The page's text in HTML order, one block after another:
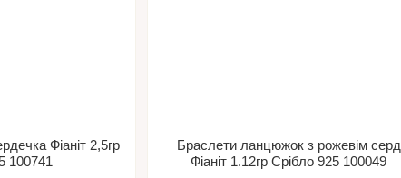
Фіаніт 2,5гр
100741
Браслети ланцюжок з рожевім серд
Фіаніт 1.12гр Срібло 925 100049